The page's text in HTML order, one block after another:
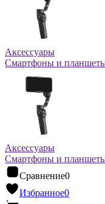
Аксессуары
Смартфоны и
Аксессуары
Смартфоны и
Сравнение0
Избранное0